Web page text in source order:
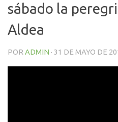
sábado la
Aldea
POR ADMIN · 31 DE MAYO DE